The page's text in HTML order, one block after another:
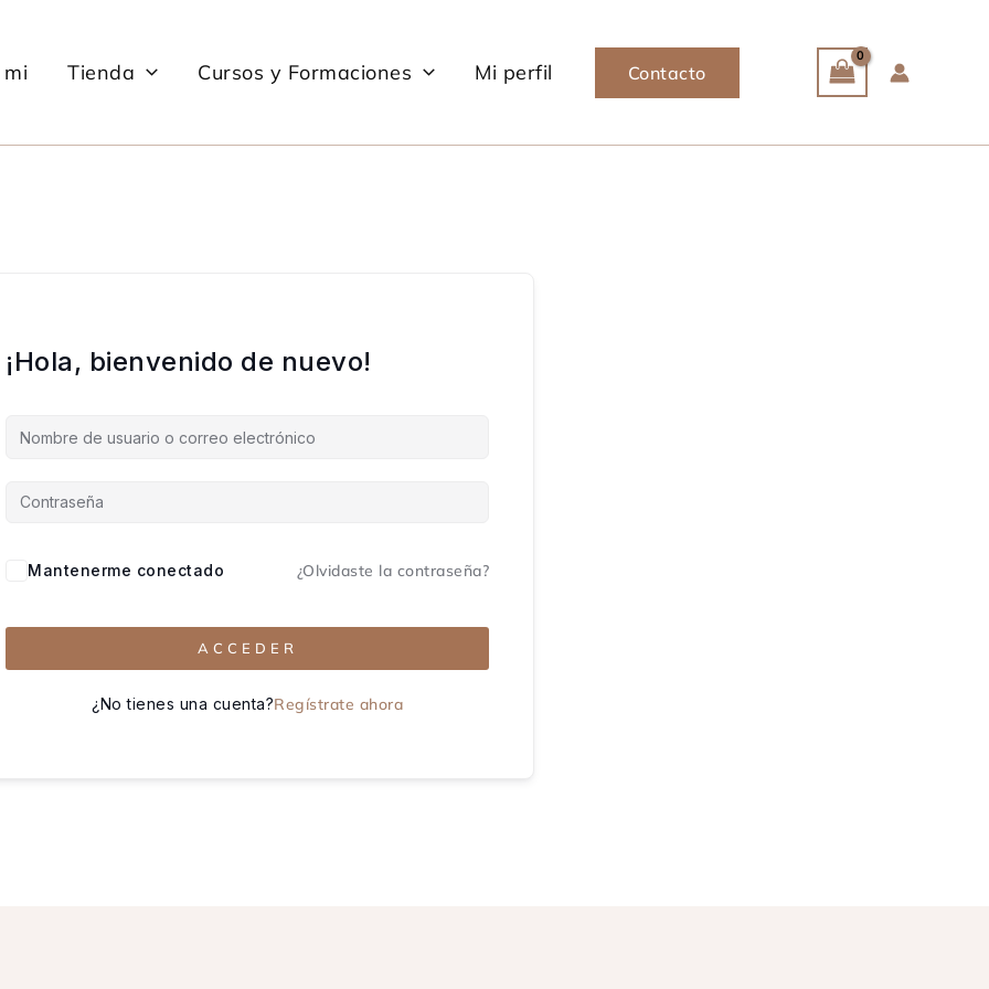
Tienda Cursos y Formaciones Mi perfil Contacto
¡Hola, bienvenido de nuevo!
Mantenerme conectado ¿Olvidaste la contraseña?
ACCEDER
¿No tienes una cuenta?Regístrate ahora